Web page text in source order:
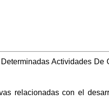
Actividades De
relacionadas con el